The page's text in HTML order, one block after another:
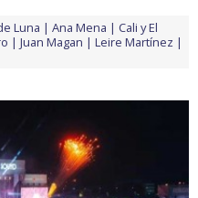
Luna Ana Mena
Cali y El
Juan Magan
Leire Martínez